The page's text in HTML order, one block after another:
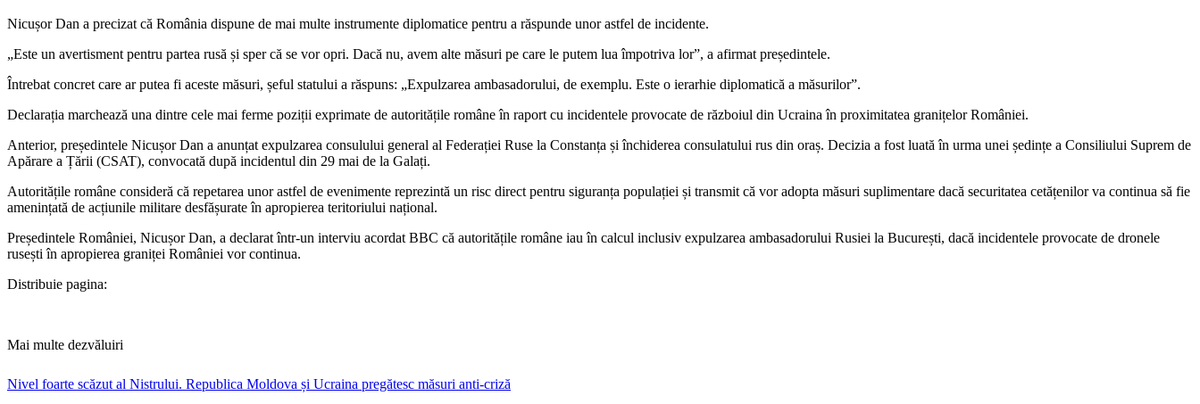
Nicușor Dan a precizat că România dispune de mai multe instrumente diplomatice pentru a răspunde unor astfel de incidente.
„Este un avertisment pentru partea rusă și sper că se vor opri. Dacă nu, avem alte măsuri pe care le putem lua împotriva lor”, a afirmat președintele.
Întrebat concret care ar putea fi aceste măsuri, șeful statului a răspuns: „Expulzarea ambasadorului, de exemplu. Este o ierarhie diplomatică a măsurilor”.
Declarația marchează una dintre cele mai ferme poziții exprimate de autoritățile române în raport cu incidentele provocate de războiul din Ucraina în proximitatea granițelor României.
Anterior, președintele Nicușor Dan a anunțat expulzarea consulului general al Federației Ruse la Constanța și închiderea consulatului rus din oraș. Decizia a fost luată în urma unei ședințe a Consiliului Suprem de
Apărare a Țării (CSAT), convocată după incidentul din 29 mai de la Galați.
Autoritățile române consideră că repetarea unor astfel de evenimente reprezintă un risc direct pentru siguranța populației și transmit că vor adopta măsuri suplimentare dacă securitatea cetățenilor va continua să fie
amenințată de acțiunile militare desfășurate în apropierea teritoriului național.
​Președintele României, Nicușor Dan, a declarat într-un interviu acordat BBC că autoritățile române iau în calcul inclusiv expulzarea ambasadorului Rusiei la București, dacă incidentele provocate de dronele
rusești în apropierea graniței României vor continua.
Distribuie pagina:
Mai multe dezvăluiri
Nivel foarte scăzut al Nistrului. Republica Moldova și Ucraina pregătesc măsuri anti-criză